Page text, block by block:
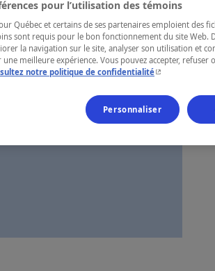
pour l’utilisation des témoins
Québec et certains de ses partenaires emploient des
sont requis pour le bon fonctionnement du site Web.
la navigation sur le site, analyser son utilisation et
meilleure expérience. Vous pouvez accepter,
notre politique de confidentialité- Cet hyperlien
Personnaliser